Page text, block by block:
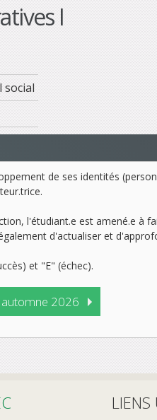
I
social
de ses identités
l'étudiant.e est amené.e à
d'actualiser et
et "E" (échec).
automne 2026
LIENS